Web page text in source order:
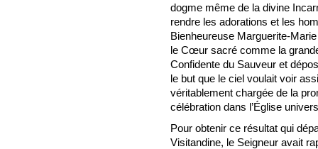
dogme même de la divine
rendre les adorations et les
Bienheureuse Marguerite-
le Cœur sacré comme la
Confidente du Sauveur et
le but que le ciel voulait voir
véritablement chargée de la
célébration dans l’Église
Pour obtenir ce résultat qui
Visitandine, le Seigneur avait